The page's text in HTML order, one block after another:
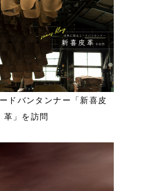
ドバンタンナー「新喜皮
革」を訪問